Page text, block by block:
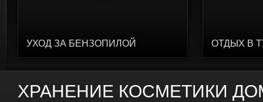
УХОД ЗА БЕНЗОПИЛОЙ ОТДЫХ В
ХРАНЕНИЕ КОСМЕТИКИ